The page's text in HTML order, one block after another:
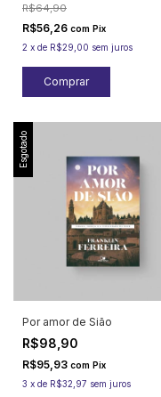
R$64,90
R$56,26 com Pix
2 x de R$29,00 sem juros
Esgotado
Por amor de Sião
R$98,90
R$95,93 com Pix
3 x de R$32,97 sem juros